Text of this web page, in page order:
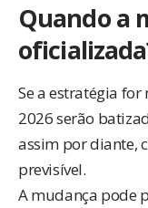
Quando a
Se a estratégia
2026 serão
assim por diante,
previsível.
A mudança pode